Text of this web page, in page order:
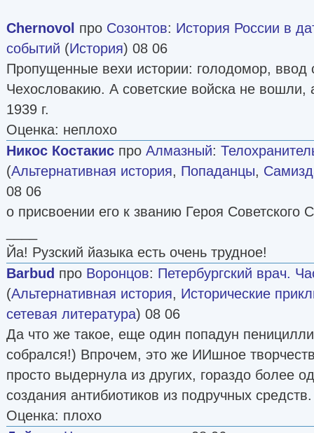
Chernovol про Созонтов: История России в
событий (История) 08 06
Пропущенные вехи истории: голодомор, ввод
Чехословакию. А советские войска не
1939 г.
Оценка: неплохо
Никос Костакис про Алмазный:
(Альтернативная история, Попаданцы,
08 06
о присвоении его к званию Героя Советского
Йа! Рузский йазыка есть очень трудное!
Barbud про Воронцов: Петербургский врач.
(Альтернативная история, Исторические
сетевая литература) 08 06
Да что же такое, еще один попадун
собрался!) Впрочем, это же ИИшное
просто выдернула из других, гораздо более
создания антибиотиков из подручных средств.
Оценка: плохо